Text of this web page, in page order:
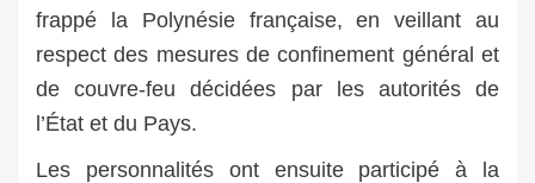
frappé la Polynésie française, en veillant au
respect des mesures de confinement général et
de couvre-feu décidées par les autorités de
l’État et du Pays.
Les personnalités ont ensuite participé à la